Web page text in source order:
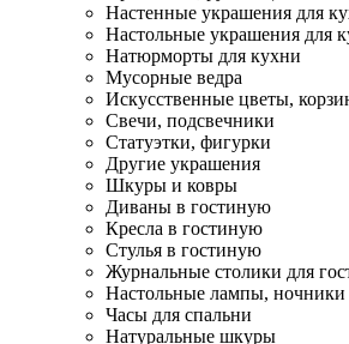
Настенные украшения для
Настольные украшения для
Натюрморты для кухни
Мусорные ведра
Искусственные цветы,
Свечи, подсвечники
Статуэтки, фигурки
Другие украшения
Шкуры и ковры
Диваны в гостиную
Кресла в гостиную
Стулья в гостиную
Журнальные столики для
Настольные лампы, ночники
Часы для спальни
Натуральные шкуры